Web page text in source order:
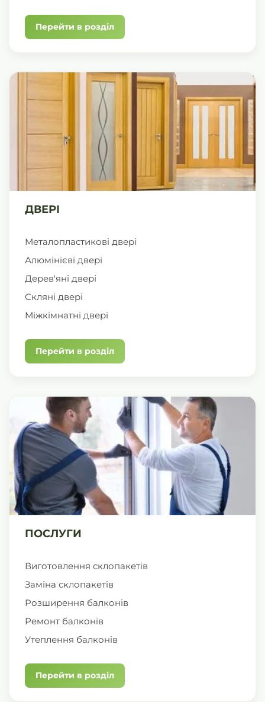
Перейти в розділ
ДВЕРІ
Металопластикові двері
Алюмінієві двері
Дерев'яні двері
Скляні двері
Міжкімнатні двері
Перейти в розділ
ПОСЛУГИ
Виготовлення склопакетів
Заміна склопакетів
Розширення балконів
Ремонт балконів
Утеплення балконів
Перейти в розділ